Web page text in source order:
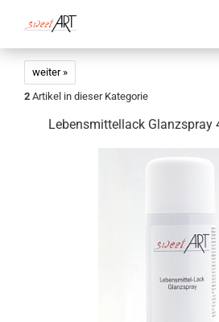
weiter »
2 Artikel in dieser Kategorie
Lebensmittellack Glanzspray